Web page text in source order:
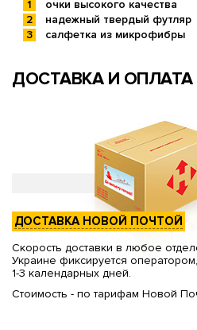
очки высокого качества
надежный твердый футляр
салфетка из микрофибры
ДОСТАВКА И ОПЛАТА
ДОСТАВКА НОВОЙ ПОЧТОЙ
Скорость доставки в любое
Украине фиксируется
1-3 календарных дней.
Стоимость - по тарифам Новой